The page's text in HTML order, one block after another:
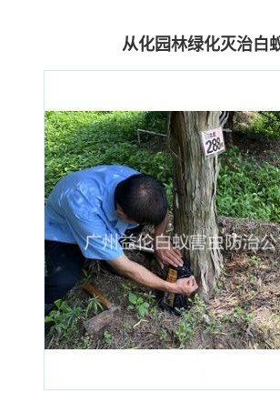
从化园林绿化灭治白